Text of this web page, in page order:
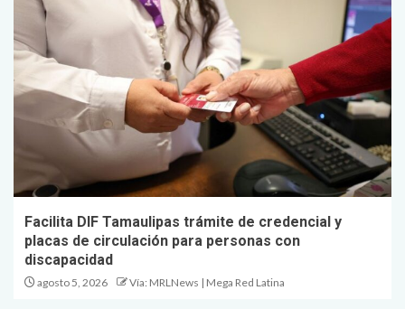
Facilita DIF Tamaulipas trámite de credencial y
placas de circulación para personas con
discapacidad
agosto 5, 2026 Vía: MRLNews | Mega Red Latina